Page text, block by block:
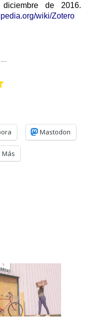
de 2016.
wiki/Zotero
Mastodon
Más